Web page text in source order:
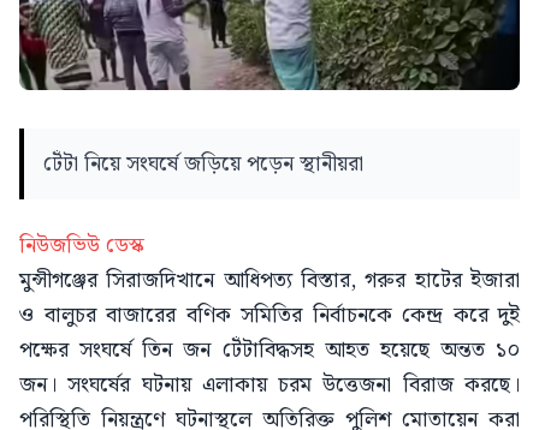
টেঁটা নিয়ে সংঘর্ষে জড়িয়ে পড়েন স্থানীয়রা
নিউজভিউ ডেস্ক
মুন্সীগঞ্জের সিরাজদিখানে আধিপত্য বিস্তার, গরুর হাটের ইজারা
ও বালুচর বাজারের বণিক সমিতির নির্বাচনকে কেন্দ্র করে দুই
পক্ষের সংঘর্ষে তিন জন টেঁটাবিদ্ধসহ আহত হয়েছে অন্তত ১০
জন। সংঘর্ষের ঘটনায় এলাকায় চরম উত্তেজনা বিরাজ করছে।
পরিস্থিতি নিয়ন্ত্রণে ঘটনাস্থলে অতিরিক্ত পুলিশ মোতায়েন করা